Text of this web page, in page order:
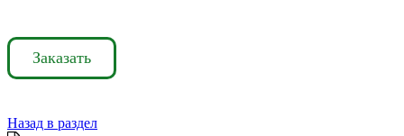
Заказать
Назад в раздел